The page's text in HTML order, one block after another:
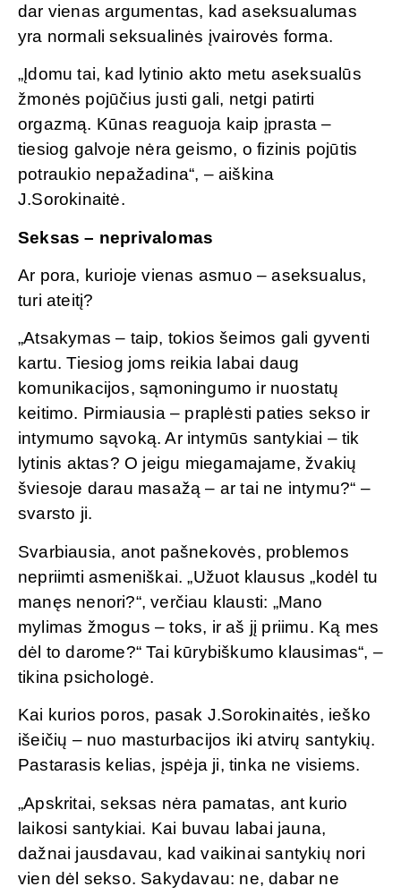
dar vienas argumentas, kad aseksualumas
yra normali seksualinės įvairovės forma.
„Įdomu tai, kad lytinio akto metu aseksualūs
žmonės pojūčius justi gali, netgi patirti
orgazmą. Kūnas reaguoja kaip įprasta –
tiesiog galvoje nėra geismo, o fizinis pojūtis
potraukio nepažadina“, – aiškina
J.Sorokinaitė.
Seksas – neprivalomas
Ar pora, kurioje vienas asmuo – aseksualus,
turi ateitį?
„Atsakymas – taip, tokios šeimos gali gyventi
kartu. Tiesiog joms reikia labai daug
komunikacijos, sąmoningumo ir nuostatų
keitimo. Pirmiausia – praplėsti paties sekso ir
intymumo sąvoką. Ar intymūs santykiai – tik
lytinis aktas? O jeigu miegamajame, žvakių
šviesoje darau masažą – ar tai ne intymu?“ –
svarsto ji.
Svarbiausia, anot pašnekovės, problemos
nepriimti asmeniškai. „Užuot klausus „kodėl tu
manęs nenori?“, verčiau klausti: „Mano
mylimas žmogus – toks, ir aš jį priimu. Ką mes
dėl to darome?“ Tai kūrybiškumo klausimas“, –
tikina psichologė.
Kai kurios poros, pasak J.Sorokinaitės, ieško
išeičių – nuo masturbacijos iki atvirų santykių.
Pastarasis kelias, įspėja ji, tinka ne visiems.
„Apskritai, seksas nėra pamatas, ant kurio
laikosi santykiai. Kai buvau labai jauna,
dažnai jausdavau, kad vaikinai santykių nori
vien dėl sekso. Sakydavau: ne, dabar ne